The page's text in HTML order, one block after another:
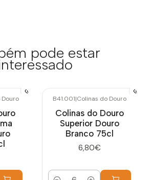
pode estar
Douro B41.001|Colinas do Douro
Colinas do Douro
Superior Douro
Branco 75cl
6,80€